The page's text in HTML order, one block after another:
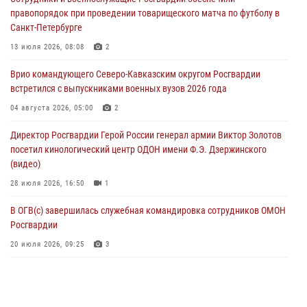
06 августа 2026, 09:00
В Югре при силовой поддержке ОМОН Росгвардии задержаны
06 августа 2026, 08:56 2
Офицер СОБР Росгвардии выступил на окружном юнармейском
06 августа 2026, 08:27
правопорядок при проведении товарищеского матча по футболу в
Санкт-Петербурге
13 июля 2026, 08:08 2
Врио командующего Северо-Кавказским округом Росгвардии
встретился с выпускниками военных вузов 2026 года
04 августа 2026, 05:00 2
Директор Росгвардии Герой России генерал армии Виктор Золотов
посетил кинологический центр ОДОН имени Ф.Э. Дзержинского
(видео)
28 июля 2026, 16:50 1
В ОГВ(с) завершилась служебная командировка сотрудников ОМОН
Росгвардии
20 июля 2026, 09:25 3